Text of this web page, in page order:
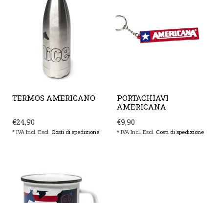
TERMOS AMERICANO
€24,90
* IVA Incl. Escl. Costi di spedizione
PORTACHIAVI
AMERICANA
€9,90
* IVA Incl. Escl. Costi di spedizione